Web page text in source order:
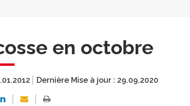
en octobre
Dernière Mise à jour : 29.09.2020